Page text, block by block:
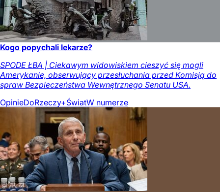
Kogo popychali lekarze?
SPODE ŁBA | Ciekawym widowiskiem cieszyć się mogli
Amerykanie, obserwujący przesłuchania przed Komisją do
spraw Bezpieczeństwa Wewnętrznego Senatu USA.
OpinieDoRzeczy+ŚwiatW numerze